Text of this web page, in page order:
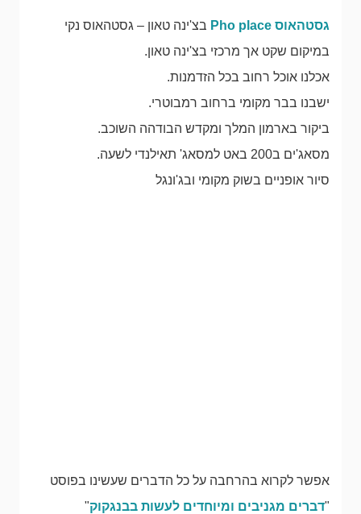
גסטהאוס Pho place
בצ'ינה טאון – גסטהאוס נקי
במיקום שקט אך מרכזי בצ'ינה טאון.
אכלנו אוכל רחוב בכל הזדמנות.
ישבנו בבר מקומי ברחוב רמבוטרי.
ביקור בארמון המלך ומקדש הבודהה השוכב.
מסאג'ים ב200 באט למסאג' תאילנדי לשעה.
סיור אופניים בשוק מקומי ובג'ונגל
אפשר לקרוא בהרחבה על כל הדברים שעשינו בפוסט
"דברים מגניבים ומיוחדים לעשות בבנגקוק"